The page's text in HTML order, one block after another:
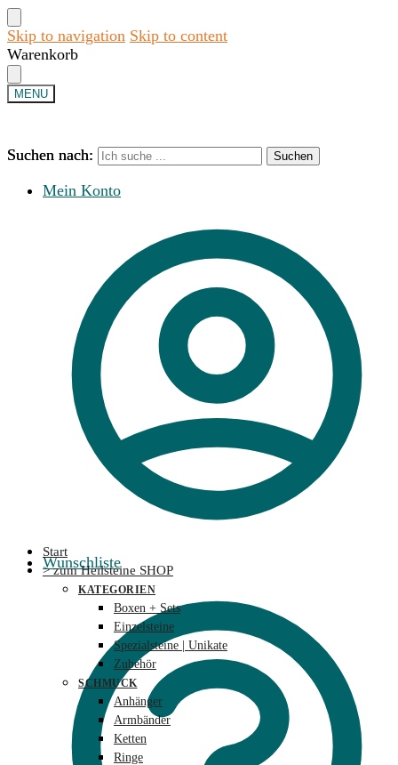
Skip to navigation Skip to content
Warenkorb
MENU
Suchen nach: Suchen
Mein Konto
Wunschliste
Suchen nach: Suchen
Start
> zum Heilsteine SHOP
KATEGORIEN
Boxen + Sets
Einzelsteine
Spezialsteine | Unikate
Zubehör
SCHMUCK
Anhänger
Armbänder
Ketten
Ringe